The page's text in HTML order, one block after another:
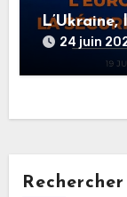
24 juin
Rechercher